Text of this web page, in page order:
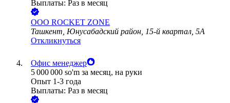
Выплаты: Раз в месяц
ООО ROCKET ZONE
Ташкент, Юнусабадский район, 15-й квартал, 5А
Откликнуться
Офис менеджер
5 000 000 so'm за месяц, на руки
Опыт 1-3 года
Выплаты: Раз в месяц